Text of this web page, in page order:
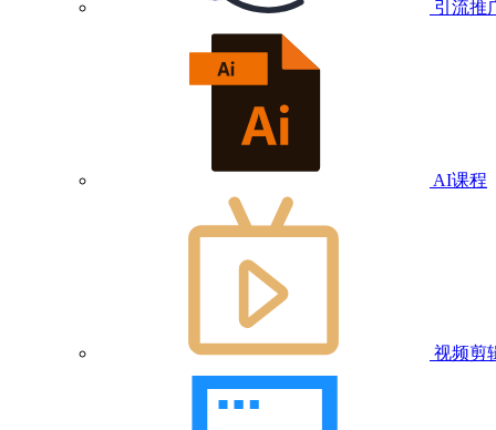
引流推
AI课程
视频剪